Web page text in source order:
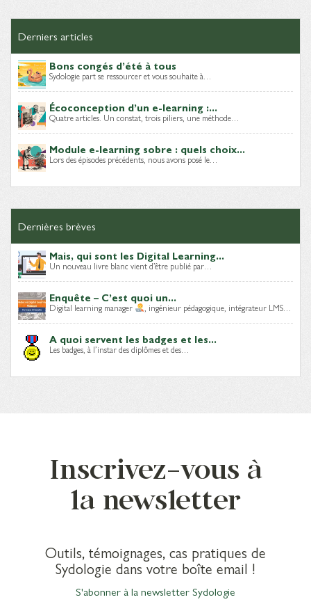
Derniers articles
Bons congés d’été à tous
Sydologie part se ressourcer et vous souhaite à…
Écoconception d’un e-learning :...
Quatre articles. Un constat, trois piliers, une méthode…
Module e-learning sobre : quels choix...
Lors des épisodes précédents, nous avons posé le…
Dernières brèves
Mais, qui sont les Digital Learning...
Un nouveau livre blanc vient d’être publié par…
Enquête – C’est quoi un...
Digital learning manager , ingénieur pédagogique, intégrateur LMS…
A quoi servent les badges et les...
Les badges, à l’instar des diplômes et des…
Inscrivez-vous à
la newsletter
Outils, témoignages, cas pratiques de
Sydologie dans votre boîte email !
S'abonner à la newsletter Sydologie